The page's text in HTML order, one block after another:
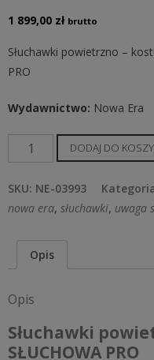
1 899,00 zł brutto
Słuchawki powietrzno –
PRO
Wydawnictwo: Nowa Era
ilość
Słuchawki
powietrzno-
kostne
UWAGA
SŁUCHOWA
DODAJ DO
SKU: NE-03993
nowa era, słuchawki, uwaga
Opis
Opis
Słuchawki
SŁUCHOWA PRO